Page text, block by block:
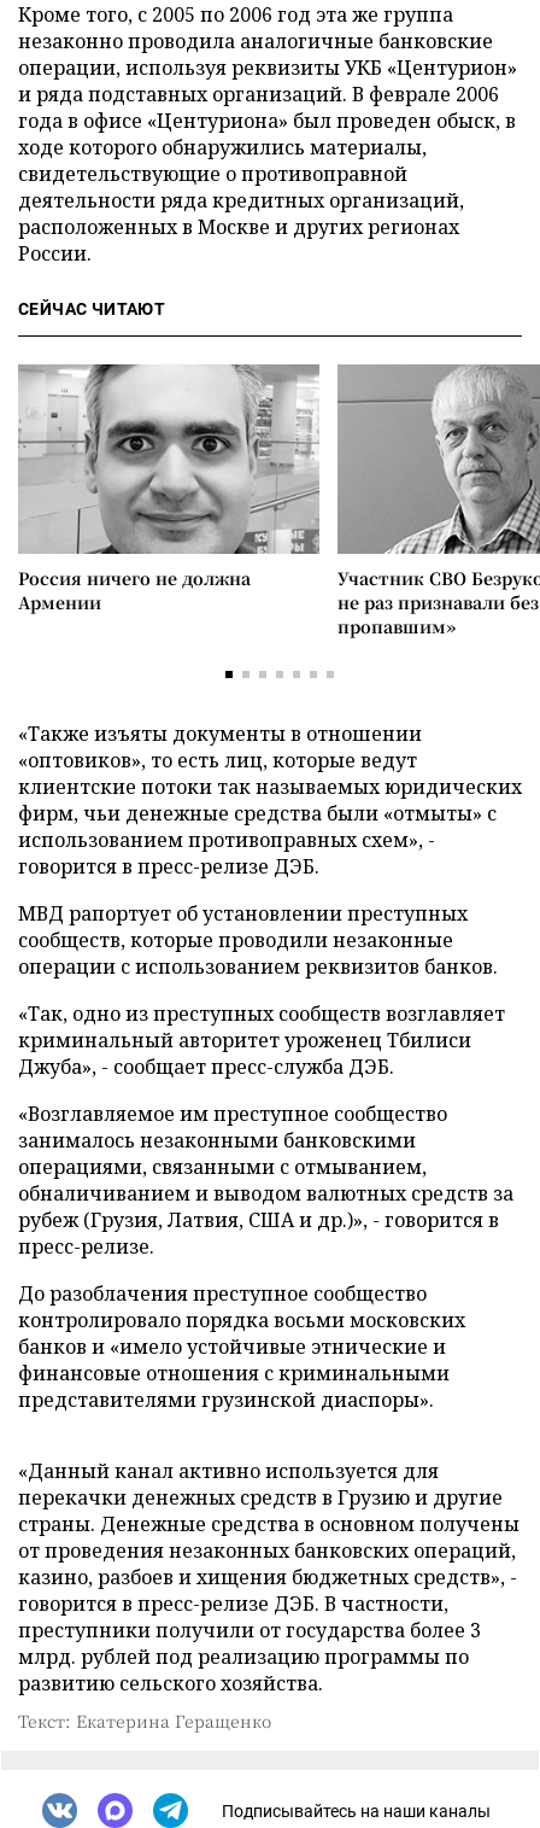
Кроме того, с 2005 по 2006 год эта же группа
незаконно проводила аналогичные банковские
операции, используя реквизиты УКБ «Центурион»
и ряда подставных организаций. В феврале 2006
года в офисе «Центуриона» был проведен обыск, в
ходе которого обнаружились материалы,
свидетельствующие о противоправной
деятельности ряда кредитных организаций,
расположенных в Москве и других регионах
России.
СЕЙЧАС ЧИТАЮТ
Россия ничего не должна
Армении
Участник СВО
не раз признавали
пропавшим»
«Также изъяты документы в отношении
«оптовиков», то есть лиц, которые ведут
клиентские потоки так называемых юридических
фирм, чьи денежные средства были «отмыты» с
использованием противоправных схем», -
говорится в пресс-релизе ДЭБ.
МВД рапортует об установлении преступных
сообществ, которые проводили незаконные
операции с использованием реквизитов банков.
«Так, одно из преступных сообществ возглавляет
криминальный авторитет уроженец Тбилиси
Джуба», - сообщает пресс-служба ДЭБ.
«Возглавляемое им преступное сообщество
занималось незаконными банковскими
операциями, связанными с отмыванием,
обналичиванием и выводом валютных средств за
рубеж (Грузия, Латвия, США и др.)», - говорится в
пресс-релизе.
До разоблачения преступное сообщество
контролировало порядка восьми московских
банков и «имело устойчивые этнические и
финансовые отношения с криминальными
представителями грузинской диаспоры».
«Данный канал активно используется для
перекачки денежных средств в Грузию и другие
страны. Денежные средства в основном получены
от проведения незаконных банковских операций,
казино, разбоев и хищения бюджетных средств», -
говорится в пресс-релизе ДЭБ. В частности,
преступники получили от государства более 3
млрд. рублей под реализацию программы по
развитию сельского хозяйства.
Текст: Екатерина Геращенко
Подписывайтесь на наши каналы